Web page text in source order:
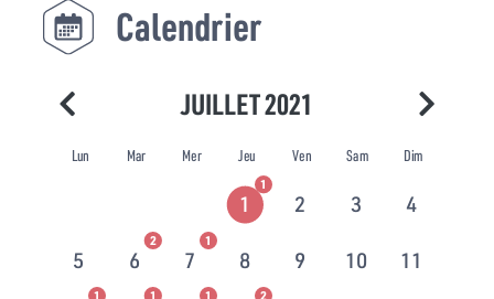
Calendrier
JUILLET 2021
Lun Mar Mer Jeu Ven Sam Dim
1
1
2 3 4
5 6
2
7
1
8 9 10 11
1 1 1 2